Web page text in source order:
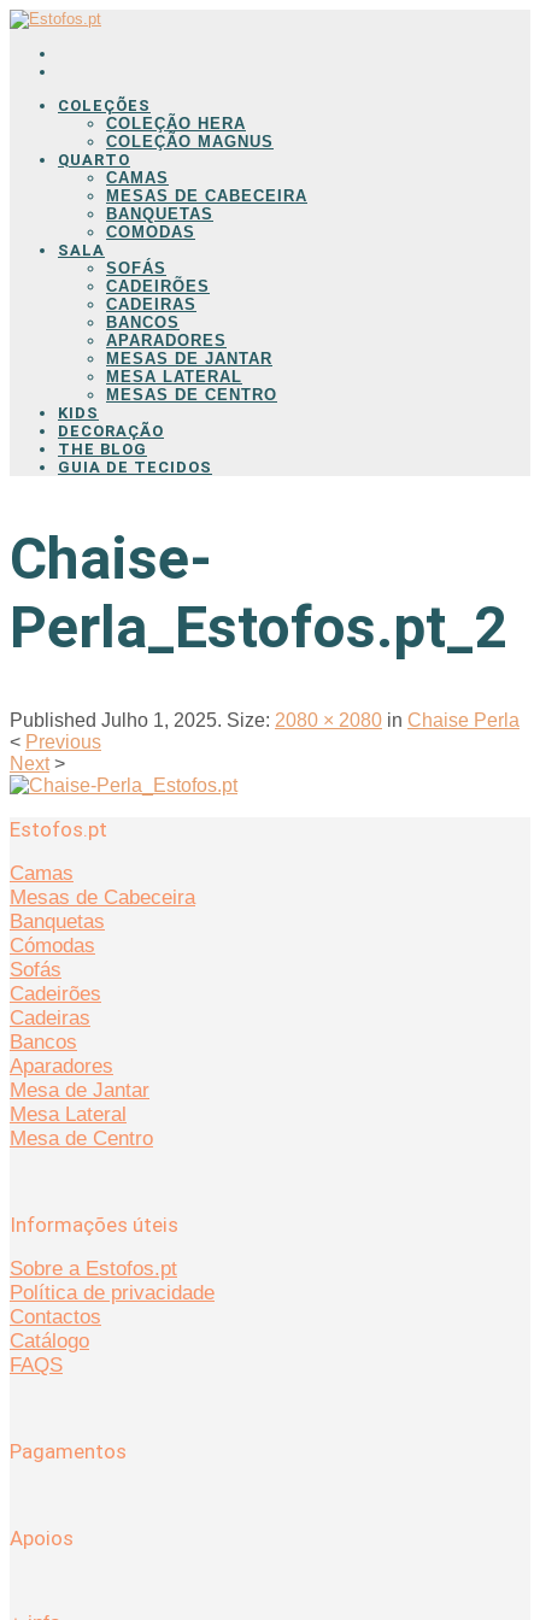
COLEÇÕES
COLEÇÃO HERA
COLEÇÃO MAGNUS
QUARTO
CAMAS
MESAS DE CABECEIRA
BANQUETAS
COMODAS
SALA
SOFÁS
CADEIRÕES
CADEIRAS
BANCOS
APARADORES
MESAS DE JANTAR
MESA LATERAL
MESAS DE CENTRO
KIDS
DECORAÇÃO
THE BLOG
GUIA DE TECIDOS
Chaise-
Perla_Estofos.pt_2
Published Julho 1, 2025. Size: 2080 × 2080 in Chaise Perla
< Previous
Next >
Estofos.pt
Camas
Mesas de Cabeceira
Banquetas
Cómodas
Sofás
Cadeirões
Cadeiras
Bancos
Aparadores
Mesa de Jantar
Mesa Lateral
Mesa de Centro
Informações úteis
Sobre a Estofos.pt
Política de privacidade
Contactos
Catálogo
FAQS
Pagamentos
Apoios